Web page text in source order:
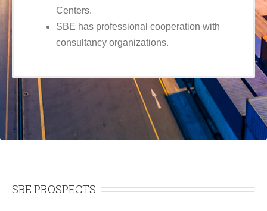
Centers.
SBE has professional cooperation with
consultancy organizations.
SBE PROSPECTS